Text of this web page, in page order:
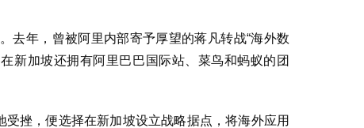
去年，曾被阿里内部寄予厚望的蒋凡转战“海外数
新加坡还拥有阿里巴巴国际站、菜鸟和蚂蚁的团
挫，便选择在新加坡设立战略据点，将海外应用